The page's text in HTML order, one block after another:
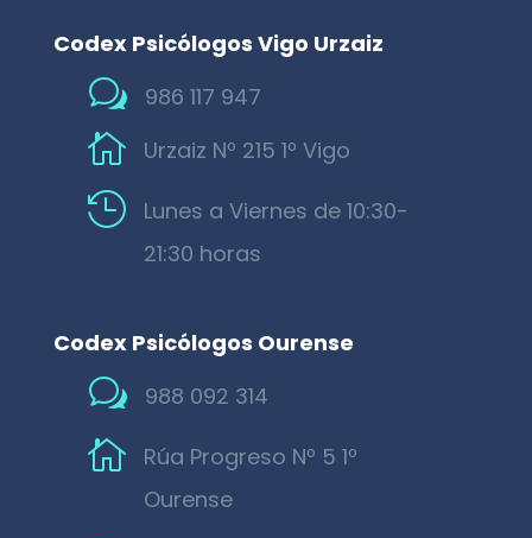
Codex Psicólogos Vigo Urzaiz
w 986 117 947
 Urzaiz Nº 215 1º Vigo

Lunes a Viernes de 10:30-
21:30 horas
Codex Psicólogos Ourense
w 988 092 314

Rúa Progreso Nº 5 1º
Ourense